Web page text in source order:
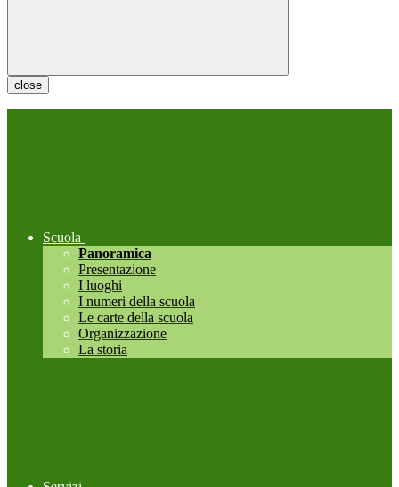
close
Scuola
Panoramica
Presentazione
I luoghi
I numeri della scuola
Le carte della scuola
Organizzazione
La storia